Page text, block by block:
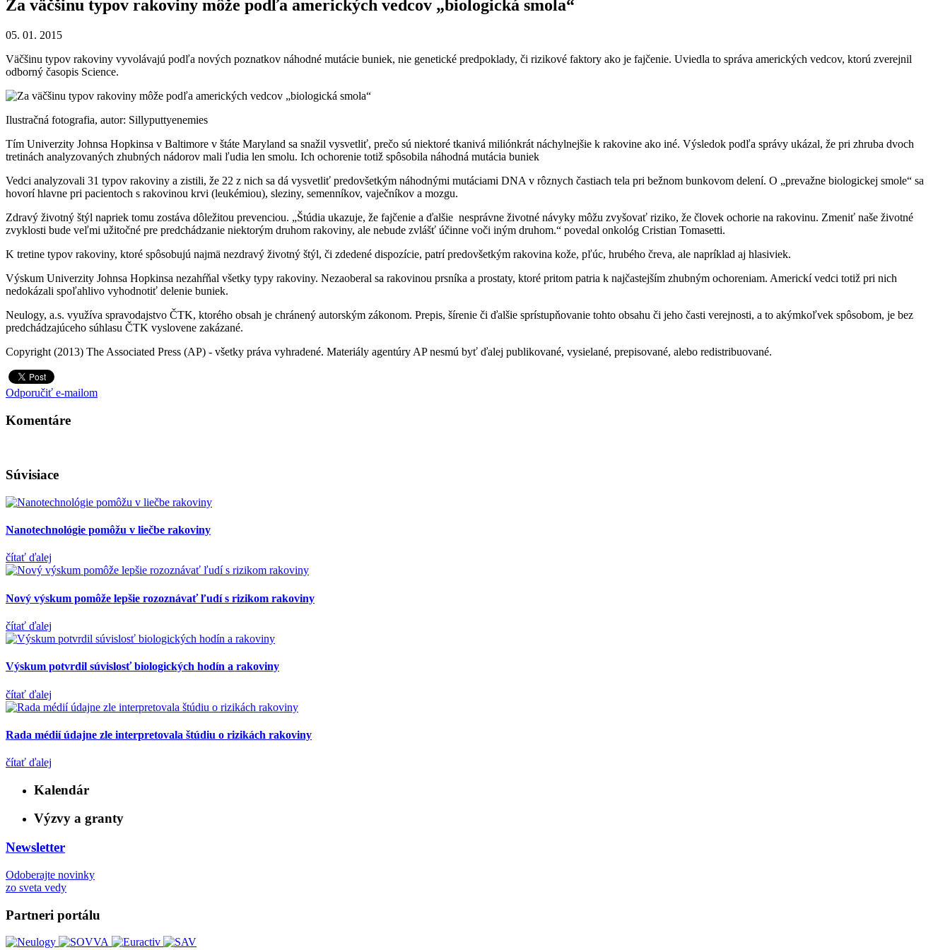
Za väčšinu typov rakoviny môže podľa amerických vedcov „biologická smola“
05. 01. 2015
Väčšinu typov rakoviny vyvolávajú podľa nových poznatkov náhodné mutácie buniek, nie genetické predpoklady, či rizikové faktory ako je fajčenie. Uviedla to správa amerických vedcov, ktorú zverejnil
odborný časopis Science.
Ilustračná fotografia, autor: Sillyputtyenemies
Tím Univerzity Johnsa Hopkinsa v Baltimore v štáte Maryland sa snažil vysvetliť, prečo sú niektoré tkanivá miliónkrát náchylnejšie k rakovine ako iné. Výsledok podľa správy ukázal, že pri zhruba dvoch
tretinách analyzovaných zhubných nádorov mali ľudia len smolu. Ich ochorenie totiž spôsobila náhodná mutácia buniek
Vedci analyzovali 31 typov rakoviny a zistili, že 22 z nich sa dá vysvetliť predovšetkým náhodnými mutáciami DNA v rôznych častiach tela pri bežnom bunkovom delení. O „prevažne biologickej smole“ sa
hovorí hlavne pri pacientoch s rakovinou krvi (leukémiou), sleziny, semenníkov, vaječníkov a mozgu.
Zdravý životný štýl napriek tomu zostáva dôležitou prevenciou. „Štúdia ukazuje, že fajčenie a ďalšie nesprávne životné návyky môžu zvyšovať riziko, že človek ochorie na rakovinu. Zmeniť naše životné
zvyklosti bude veľmi užitočné pre predchádzanie niektorým druhom rakoviny, ale nebude zvlášť účinne voči iným druhom.“ povedal onkológ Cristian Tomasetti.
K tretine typov rakoviny, ktoré spôsobujú najmä nezdravý životný štýl, či zdedené dispozície, patrí predovšetkým rakovina kože, pľúc, hrubého čreva, ale napríklad aj hlasiviek.
Výskum Univerzity Johnsa Hopkinsa nezahŕňal všetky typy rakoviny. Nezaoberal sa rakovinou prsníka a prostaty, ktoré pritom patria k najčastejším zhubným ochoreniam. Americkí vedci totiž pri nich
nedokázali spoľahlivo vyhodnotiť delenie buniek.
Neulogy, a.s. využíva spravodajstvo ČTK, ktorého obsah je chránený autorským zákonom. Prepis, šírenie či ďalšie sprístupňovanie tohto obsahu či jeho časti verejnosti, a to akýmkoľvek spôsobom, je bez
predchádzajúceho súhlasu ČTK vyslovene zakázané.
Copyright (2013) The Associated Press (AP) - všetky práva vyhradené. Materiály agentúry AP nesmú byť ďalej publikované, vysielané, prepisované, alebo redistribuované.
Odporučiť e-mailom
Komentáre
Súvisiace
Nanotechnológie pomôžu v liečbe rakoviny
čítať ďalej
Nový výskum pomôže lepšie rozoznávať ľudí s rizikom rakoviny
čítať ďalej
Výskum potvrdil súvislosť biologických hodín a rakoviny
čítať ďalej
Rada médií údajne zle interpretovala štúdiu o rizikách rakoviny
čítať ďalej
Kalendár
Výzvy a granty
Newsletter
Odoberajte novinky
zo sveta vedy
Partneri portálu